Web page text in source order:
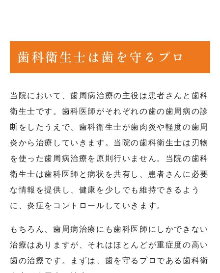
歯科衛生士は歯を守るプロ
当院において、歯周病治療の主役は患者さんと歯科
衛生士です。歯科医師がそれぞれの歯の歯周病の診
断をしたうえで、歯科衛生士が歯肉炎や軽度の歯周
炎から治療していきます。当院の歯科衛生士は刃物
を使った歯周病治療を原則行いません。当院の歯科
衛生士は歯科医師と病状を共有し、患者さんに必要
な情報を提供し、健康を少しでも維持できるよう
に、炎症をコントロールしていきます。
もちろん、歯周病治療にも歯科医師にしかできない
治療はありますが、それはほとんどが重症度の高い
歯の治療です。まずは、歯を守るプロである歯科衛